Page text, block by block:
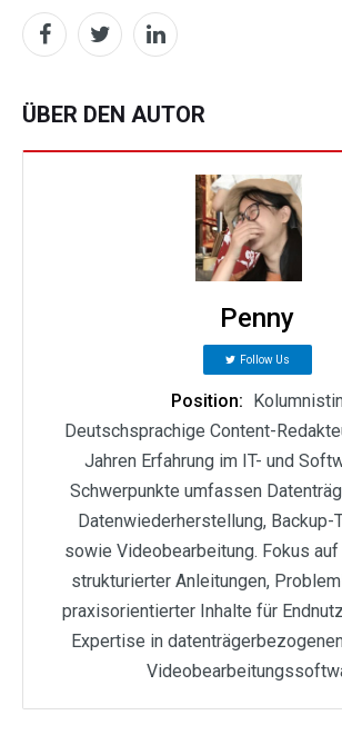
ÜBER DEN AUTOR
Penny
Follow Us
Position:
Deutschsprachige Content-
Jahren Erfahrung im IT- und
Schwerpunkte umfassen
Datenwiederherstellung, Backup-
sowie Videobearbeitung. Fokus
strukturierter Anleitungen,
praxisorientierter Inhalte für
Expertise in